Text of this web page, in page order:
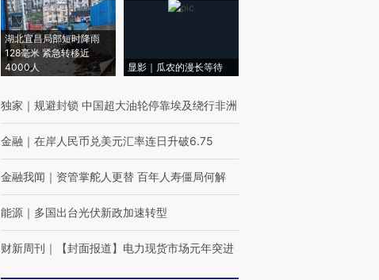
湖北宜昌局部短时降雨
128毫米 紧急转移近
4000人
显影｜瓜农的漫长等待
独家 ｜ 规避封锁 中国超大油轮停靠埃及绕行非洲
金融 ｜ 在岸人民币兑美元汇率连日升破6.75
金融我闻 ｜ 资管掌舵人更替 百年人寿僵局何解
能源 ｜ 多国出台光伏新政加速转型
财新周刊 ｜ 【封面报道】电力现货市场元年突进